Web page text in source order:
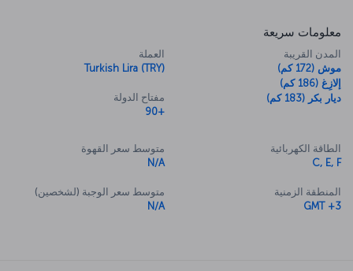
معلومات سريعة
المدن القريبة
موش (172 كم)
إلازِغ (186 كم)
ديار بكر (183 كم)
العملة
Turkish Lira (TRY)
مفتاح الدولة
+90
الطاقة الكهربائية
C, E, F
المنطقة الزمنية
GMT +3
متوسط سعر القهوة
N/A
متوسط سعر الوجبة (لشخصين)
N/A